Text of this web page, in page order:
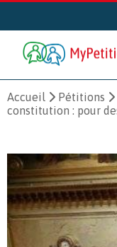
Accueil Pétitions
constitution : pour